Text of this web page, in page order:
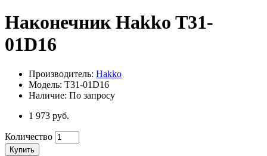
Наконечник Hakko T31-
01D16
Производитель: Hakko
Модель: T31-01D16
Наличие: По запросу
1 973 руб.
Количество
Купить